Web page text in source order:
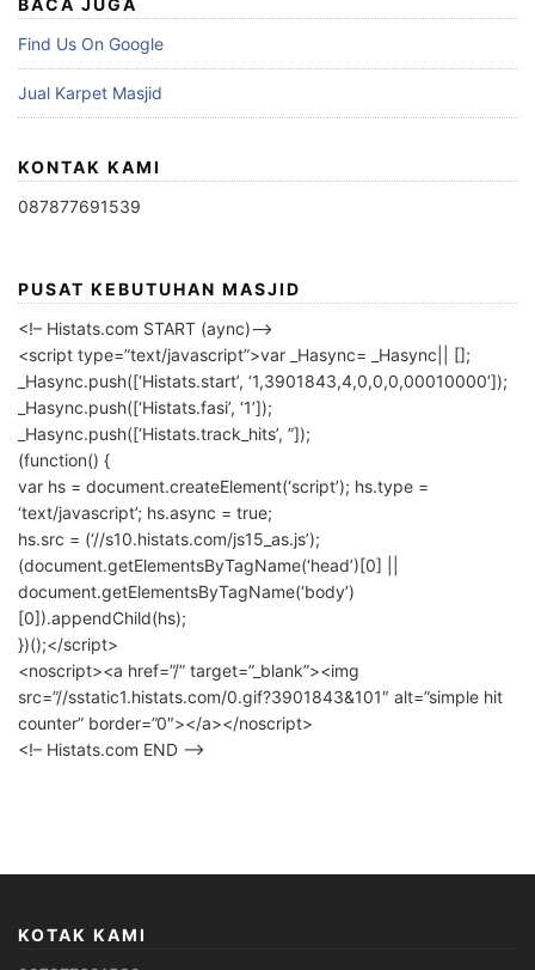
Find Us On Google
Jual Karpet Masjid
KONTAK KAMI
087877691539
PUSAT KEBUTUHAN MASJID
<!– Histats.com START (aync)–>
<script type=”text/javascript”>var _Hasync= _Hasync|| [];
_Hasync.push([‘Histats.start’, ‘1,3901843,4,0,0,0,00010000’]);
_Hasync.push([‘Histats.fasi’, ‘1’]);
_Hasync.push([‘Histats.track_hits’, ”]);
(function() {
var hs = document.createElement(‘script’); hs.type =
‘text/javascript’; hs.async = true;
hs.src = (‘//s10.histats.com/js15_as.js’);
(document.getElementsByTagName(‘head’)[0] ||
document.getElementsByTagName(‘body’)
[0]).appendChild(hs);
})();</script>
<noscript><a href=”/” target=”_blank”><img
src=”//sstatic1.histats.com/0.gif?3901843&101″ alt=”simple hit
counter” border=”0″></a></noscript>
<!– Histats.com END –>
KOTAK KAMI